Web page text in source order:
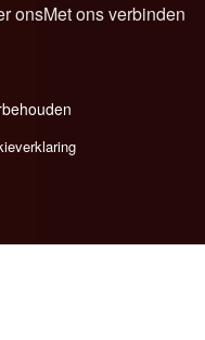
onsMet ons verbinden